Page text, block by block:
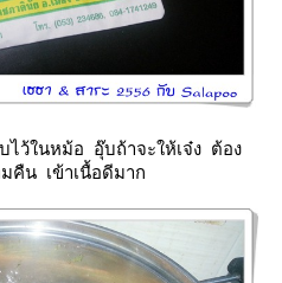
ว้ในหม้อ อุ๊บถ้าจะให้เจ๋ง ต้อง
คืน เข้าเนื้อดีมาก